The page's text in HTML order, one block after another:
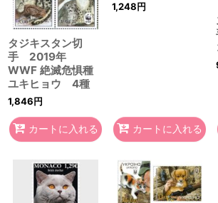
タジキスタン切
手 2019年
WWF 絶滅危惧種
ユキヒョウ 4種
1,846円
カートに入れる
1,248円
カートに入れる